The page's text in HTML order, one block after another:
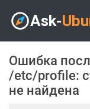
Ошибка
/etc/profile:
не найдена